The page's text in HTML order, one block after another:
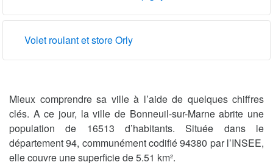
Volet roulant et store Orly
Mieux comprendre sa ville à l’aide de quelques chiffres
clés. A ce jour, la ville de Bonneuil-sur-Marne abrite une
population de 16513 d’habitants. Située dans le
département 94, communément codifié 94380 par l’INSEE,
elle couvre une superficie de 5.51 km².